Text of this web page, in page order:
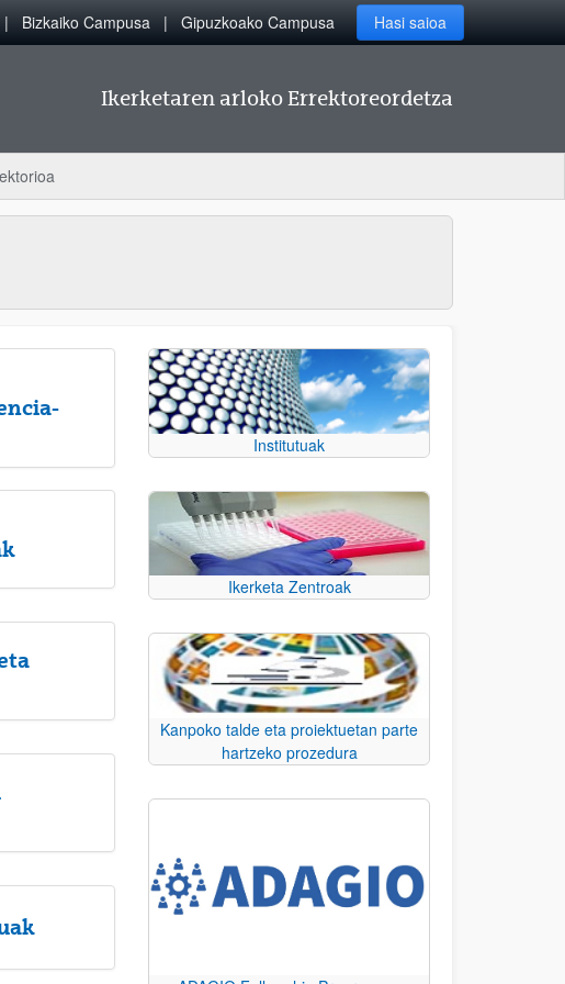
Bizkaiko Campusa Gipuzkoako Campusa Hasi saioa
Ikerketaren arloko Errektoreordetza
Institutuak
Ikerketa Zentroak
Kanpoko talde eta proiektuetan parte
hartzeko prozedura